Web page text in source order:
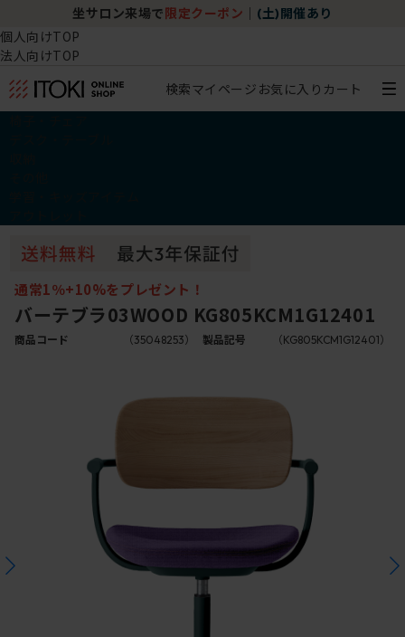
坐サロン来場で 限定クーポン (土)開催あり
個人向けTOP
法人向けTOP
検索マイページ お気に入り カート
通常1％+10%をプレゼント！
バーテブラ03WOOD KG805KCM1G12401
商品コード （35048253） 製品記号 （KG805KCM1G12401）